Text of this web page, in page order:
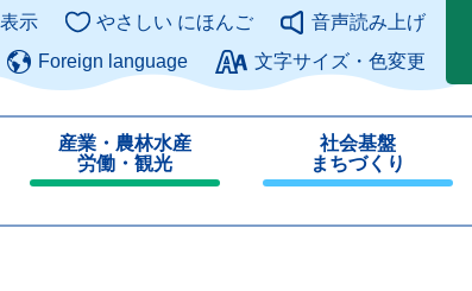
このページの本文へ
示 やさしい にほんご
音声読み上げ
Foreign language
文字サイズ・色変更
産業・農林水産
労働・観光
じ
社会基盤
まちづくり
じ